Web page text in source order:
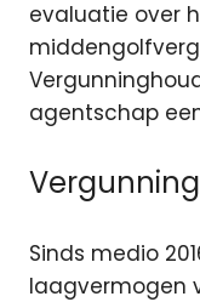
evaluatie over
agentschap
Sinds medio
laagvermogen